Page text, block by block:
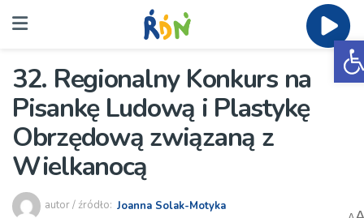
32. Regionalny Konkurs na
Pisankę Ludową i Plastykę
Obrzędową związaną z
Wielkanocą
autor / źródło: Joanna Solak-Motyka